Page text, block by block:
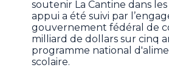
soutenir La Cantine dans les
appui a été suivi par
gouvernement fédéral de
milliard de dollars sur cinq
programme national
scolaire.